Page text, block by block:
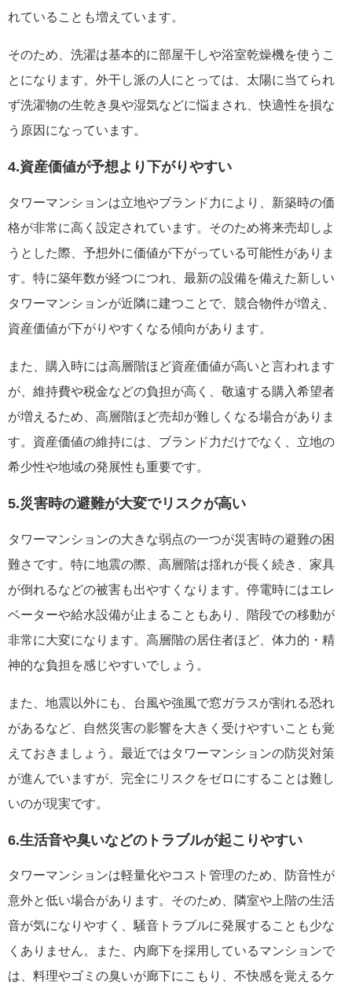
れていることも増えています。
そのため、洗濯は基本的に部屋干しや浴室乾燥機を使うこ
とになります。外干し派の人にとっては、太陽に当てられ
ず洗濯物の生乾き臭や湿気などに悩まされ、快適性を損な
う原因になっています。
4.資産価値が予想より下がりやすい
タワーマンションは立地やブランド力により、新築時の価
格が非常に高く設定されています。そのため将来売却しよ
うとした際、予想外に価値が下がっている可能性がありま
す。特に築年数が経つにつれ、最新の設備を備えた新しい
タワーマンションが近隣に建つことで、競合物件が増え、
資産価値が下がりやすくなる傾向があります。
また、購入時には高層階ほど資産価値が高いと言われます
が、維持費や税金などの負担が高く、敬遠する購入希望者
が増えるため、高層階ほど売却が難しくなる場合がありま
す。資産価値の維持には、ブランド力だけでなく、立地の
希少性や地域の発展性も重要です。
5.災害時の避難が大変でリスクが高い
タワーマンションの大きな弱点の一つが災害時の避難の困
難さです。特に地震の際、高層階は揺れが長く続き、家具
が倒れるなどの被害も出やすくなります。停電時にはエレ
ベーターや給水設備が止まることもあり、階段での移動が
非常に大変になります。高層階の居住者ほど、体力的・精
神的な負担を感じやすいでしょう。
また、地震以外にも、台風や強風で窓ガラスが割れる恐れ
があるなど、自然災害の影響を大きく受けやすいことも覚
えておきましょう。最近ではタワーマンションの防災対策
が進んでいますが、完全にリスクをゼロにすることは難し
いのが現実です。
6.生活音や臭いなどのトラブルが起こりやすい
タワーマンションは軽量化やコスト管理のため、防音性が
意外と低い場合があります。そのため、隣室や上階の生活
音が気になりやすく、騒音トラブルに発展することも少な
くありません。また、内廊下を採用しているマンションで
は、料理やゴミの臭いが廊下にこもり、不快感を覚えるケ